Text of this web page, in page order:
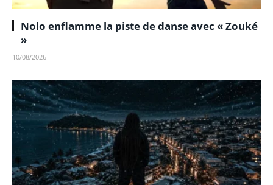
Nolo enflamme la piste de danse avec « Zouké
»
10/08/2026